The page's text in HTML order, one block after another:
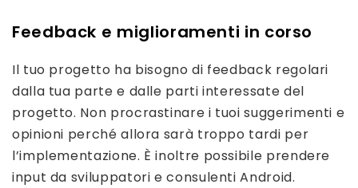
Feedback e miglioramenti in corso
Il tuo progetto ha bisogno di feedback regolari
dalla tua parte e dalle parti interessate del
progetto. Non procrastinare i tuoi suggerimenti e
opinioni perché allora sarà troppo tardi per
l’implementazione. È inoltre possibile prendere
input da sviluppatori e consulenti Android.